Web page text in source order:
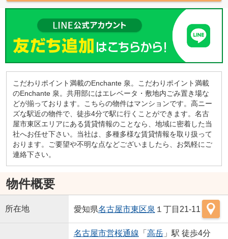
こだわりポイント満載のEnchante 泉。こだわりポイント満載
のEnchante 泉。共用部にはエレベータ・敷地内ごみ置き場な
どが揃っております。こちらの物件はマンションです。高ニー
ズな駅近の物件で、徒歩4分で駅に行くことができます。名古
屋市東区エリアにある賃貸情報のことなら、地域に密着した当
社へお任せ下さい。当社は、多種多様な賃貸情報を取り扱って
おります。ご要望や不明な点などございましたら、お気軽にご
連絡下さい。
物件概要
所在地 愛知県名古屋市東区泉 １丁目21-11
名古屋市営桜通線 「 高岳」駅 徒歩4分